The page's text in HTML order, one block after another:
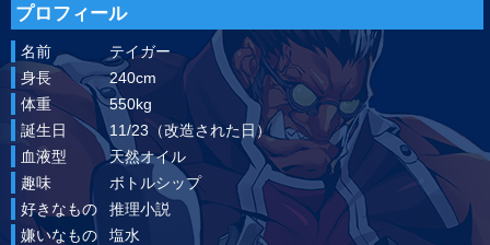
プロフィール
名前
テイガー
身長
240cm
体重
550kg
誕生日
11/23（改造された日）
血液型
天然オイル
趣味
ボトルシップ
好きなもの
推理小説
嫌いなもの
塩水